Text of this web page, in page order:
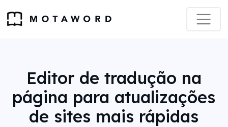
Editor de tradução na
página para atualizações
de sites mais rápidas